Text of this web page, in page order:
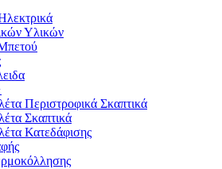
Υλικών
Περιστροφικά Σκαπτικά
Σκαπτικά
Κατεδάφισης